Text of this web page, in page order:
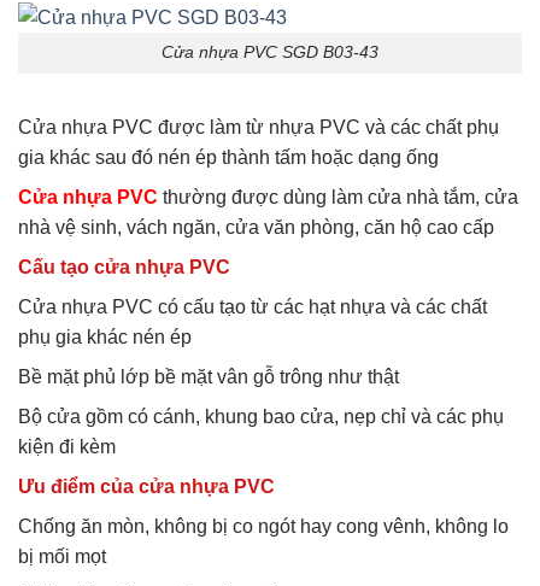
Cửa nhựa PVC SGD B03-43
Cửa nhựa PVC được làm từ nhựa PVC và các chất phụ
gia khác sau đó nén ép thành tấm hoặc dạng ống
Cửa nhựa PVC thường được dùng làm cửa nhà tắm, cửa
nhà vệ sinh, vách ngăn, cửa văn phòng, căn hộ cao cấp
Cấu tạo cửa nhựa PVC
Cửa nhựa PVC có cấu tạo từ các hạt nhựa và các chất
phụ gia khác nén ép
Bề mặt phủ lớp bề mặt vân gỗ trông như thật
Bộ cửa gồm có cánh, khung bao cửa, nẹp chỉ và các phụ
kiện đi kèm
Ưu điểm của cửa nhựa PVC
Chống ăn mòn, không bị co ngót hay cong vênh, không lo
bị mối mọt